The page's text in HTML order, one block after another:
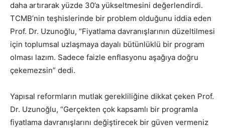
daha artırarak yüzde 30’a yükseltmesini değerlendirdi.
TCMB’nin teşhislerinde bir problem olduğunu iddia eden
Prof. Dr. Uzunoğlu, “Fiyatlama davranışlarının düzeltilmesi
için toplumsal uzlaşmaya dayalı bütünlüklü bir program
olması lazım. Sadece faizle enflasyonu aşağıya doğru
çekemezsin” dedi.
Yapısal reformların mutlak gerekliliğine dikkat çeken Prof.
Dr. Uzunoğlu, “Gerçekten çok kapsamlı bir programla
fiyatlama davranışlarını değiştirecek bir güven vermeniz